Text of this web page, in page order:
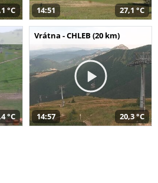
°C 14:51 27,1 °C
°C
Vrátna - CHLEB (20 km)
14:57 20,3 °C